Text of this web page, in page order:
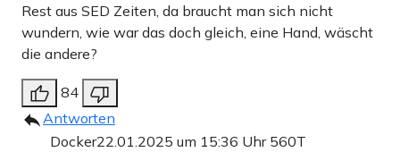
Rest aus SED Zeiten, da braucht man sich nicht
wundern, wie war das doch gleich, eine Hand, wäscht
die andere?
84
Antworten
Docker22.01.2025 um 15:36 Uhr 560T